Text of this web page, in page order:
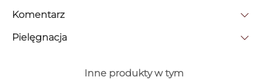
Komentarz
Pielęgnacja
Inne produkty w tym